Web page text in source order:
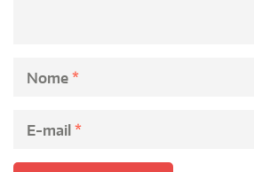
Nome *
E-mail *